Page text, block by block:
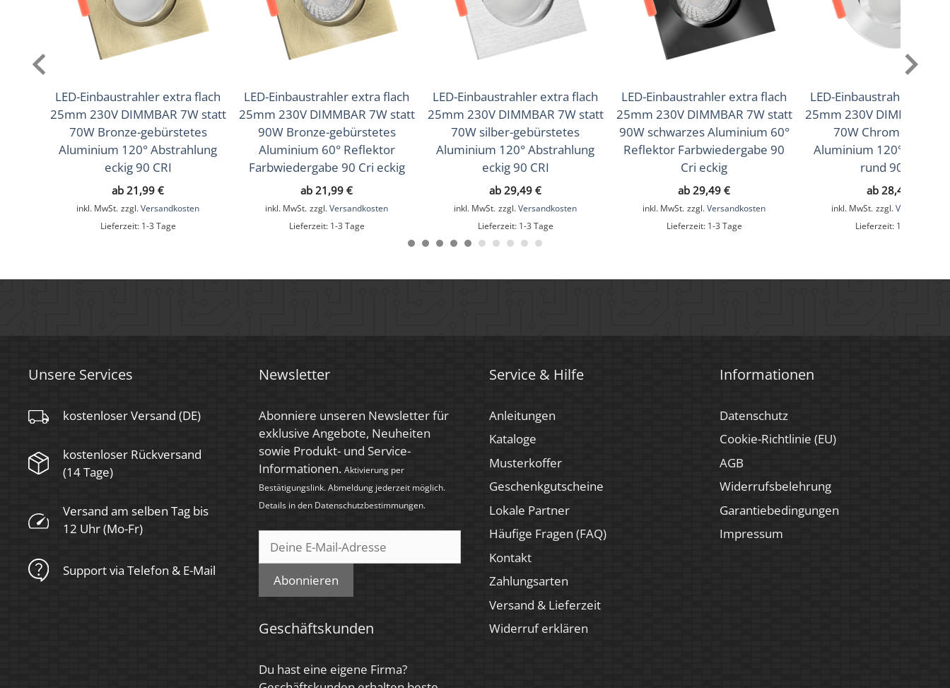
Schutzklasse (IP)
IP20
Mittlere Lebensdauer
Material
Aluminium
Sockel
Ultraflach
Rund
Schaltzyklen
> 15.000
< 1,00 Sek.
Energieeffizienzklasse
Für Möbeleinbau
geeignet
LED-Einbaustrahler extra flach
25mm 230V DIMMBAR 7W statt
70W Bronze-gebürstetes
Aluminium 120° Abstrahlung
eckig 90 CRI
ab 21,99 €
inkl. MwSt. zzgl. Versandkosten
Lieferzeit: 1-3 Tage
LED-Einbaustrahler extra flach
25mm 230V DIMMBAR 7W statt
90W Bronze-gebürstetes
Aluminium 60° Reflektor
Farbwiedergabe 90 Cri eckig
ab 21,99 €
inkl. MwSt. zzgl. Versandkosten
Lieferzeit: 1-3 Tage
LED-Einbaustrahler extra flach
25mm 230V DIMMBAR 7W statt
70W silber-gebürstetes
Aluminium 120° Abstrahlung
eckig 90 CRI
ab 29,49 €
inkl. MwSt. zzgl. Versandkosten
Lieferzeit: 1-3 Tage
LED-Einbaustrahler extra flach
25mm 230V DIMMBAR 7W statt
90W schwarzes Aluminium 60°
Reflektor Farbwiedergabe 90
Cri eckig
ab 29,49 €
inkl. MwSt. zzgl. Versandkosten
Lieferzeit: 1-3 Tage
LED-Einbaustrahler extra
25mm 230V DIMMBAR
70W Chrom-
Aluminium 120°
rund 90 CRI
ab 28,49
inkl. MwSt. zzgl.
Lieferzeit: 1-3 Tage
Unsere Services
kostenloser Versand (DE)
kostenloser Rückversand
(14 Tage)
Versand am selben Tag bis
12 Uhr (Mo-Fr)
Support via Telefon & E-Mail
Newsletter
Abonniere unseren Newsletter für
exklusive Angebote, Neuheiten
sowie Produkt- und Service-
Informationen. Aktivierung per
Bestätigungslink. Abmeldung jederzeit möglich.
Details in den Datenschutzbestimmungen.
Abonnieren
Geschäftskunden
Du hast eine eigene Firma?
Service & Hilfe
Anleitungen
Kataloge
Musterkoffer
Geschenkgutscheine
Lokale Partner
Häufige Fragen (FAQ)
Kontakt
Zahlungsarten
Versand & Lieferzeit
Widerruf erklären
Informationen
Datenschutz
Cookie-Richtlinie (EU)
AGB
Widerrufsbelehrung
Garantiebedingungen
Impressum